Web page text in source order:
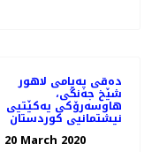
دەقی په‌یامی لاهور
شێخ جه‌نگی،
هاوسەرۆكی یەكێتیی
نیشتمانیی كوردستان
20 March 2020